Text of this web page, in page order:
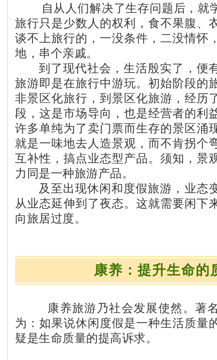
自从人们解决了生存问题后，就
旅行只是少数人的权利，食不果腹、
谈不上旅行的，一没条件，二没情怀
地，串个亲戚。
到了现代社会，生活殷实了，便
旅游即是在旅行中游玩。初始阶段的
非景区化旅行，到景区化旅游，经历
段，这是市场导向，也是经营者的利
许多单纯为了卖门票而生存的景区涌
就是一味地去人造景观，而不肯拐个
互补性，搞点业态型产品。须知，景
力同是一种旅游产品。
及至出现休闲和度假旅游，业态
从业态延伸到了夜态。这就需要闲下
向旅居过度。
康养：提升生命的
康养旅游乃社会发展使然。著
为：如果说休闲度假是一种生活质量
疑是生命质量的提高诉求。